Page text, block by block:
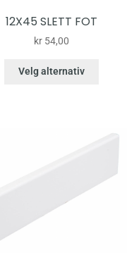
12X45 SLETT FOT
kr 54,00
Velg alternativ